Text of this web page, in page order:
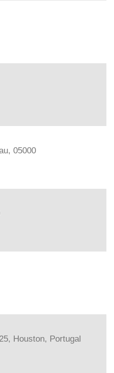
05000
Houston, Portugal